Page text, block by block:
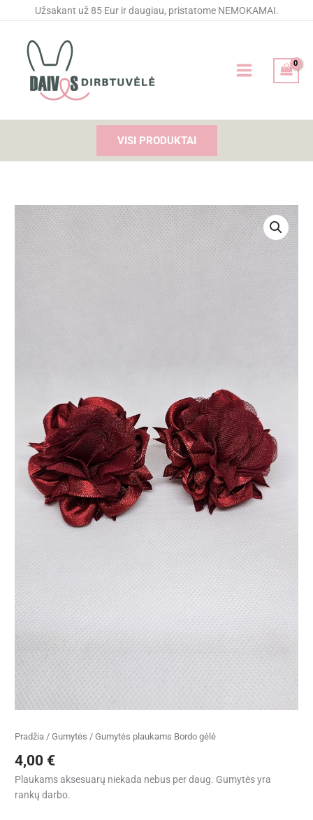
Užsakant už 85 Eur ir daugiau, pristatome NEMOKAMAI.
VISI PRODUKTAI
Pradžia /Gumytės / Gumytės plaukams Bordo gėlė
4,00 €
Plaukams aksesuarų niekada nebus per daug. Gumytės yra
rankų darbo.
produkto
kiekis:
Gumytės
plaukams
Bordo
gėlė